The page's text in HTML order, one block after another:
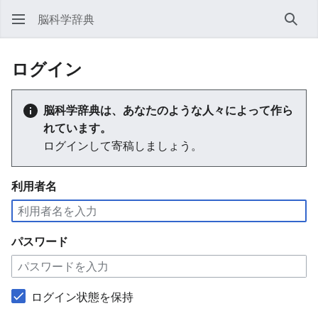
脳科学辞典 検索
ログイン
脳科学辞典は、あなたのような人々によって作ら
れています。
ログインして寄稿しましょう。
利用者名
パスワード
ログイン状態を保持